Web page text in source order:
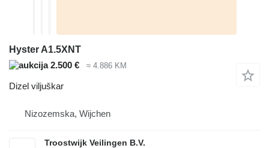
Hyster A1.5XNT
2.500 €
≈ 4.886 KM
Dizel viljuškar
Nizozemska, Wijchen
Troostwijk Veilingen B.V.